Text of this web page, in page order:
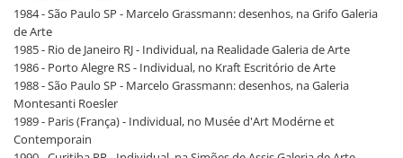
1984 - São Paulo SP - Marcelo Grassmann: desenhos, na Grifo Galeria
de Arte
1985 - Rio de Janeiro RJ - Individual, na Realidade Galeria de Arte
1986 - Porto Alegre RS - Individual, no Kraft Escritório de Arte
1988 - São Paulo SP - Marcelo Grassmann: desenhos, na Galeria
Montesanti Roesler
1989 - Paris (França) - Individual, no Musée d'Art Modérne et
Contemporain